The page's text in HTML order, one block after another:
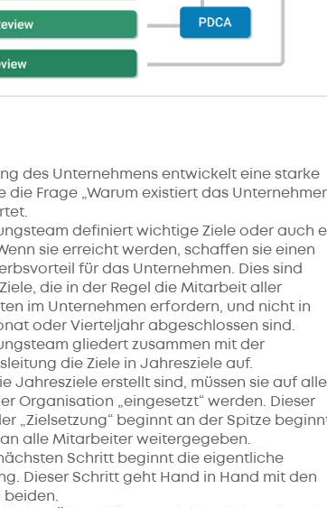
des Unternehmens entwickelt eine starke
die Frage „Warum existiert das
definiert wichtige Ziele oder auch
sie erreicht werden, schaffen sie einen
für das Unternehmen. Dies sind
die in der Regel die Mitarbeit aller
im Unternehmen erfordern, und nicht in
oder Vierteljahr abgeschlossen sind.
gliedert zusammen mit der
die Ziele in Jahresziele auf.
Jahresziele erstellt sind, müssen sie auf
Organisation „eingesetzt“ werden. Dieser
„Zielsetzung“ beginnt an der Spitze
alle Mitarbeiter weitergegeben.
Schritt beginnt die eigentliche
Dieser Schritt geht Hand in Hand mit den
beiden.